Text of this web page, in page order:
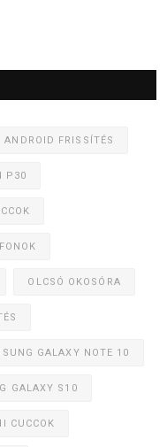
ANDROID FRISSÍTÉS
P30
OLCSÓ OKOSÓRA
GALAXY NOTE 10
GALAXY S10
CUCCOK